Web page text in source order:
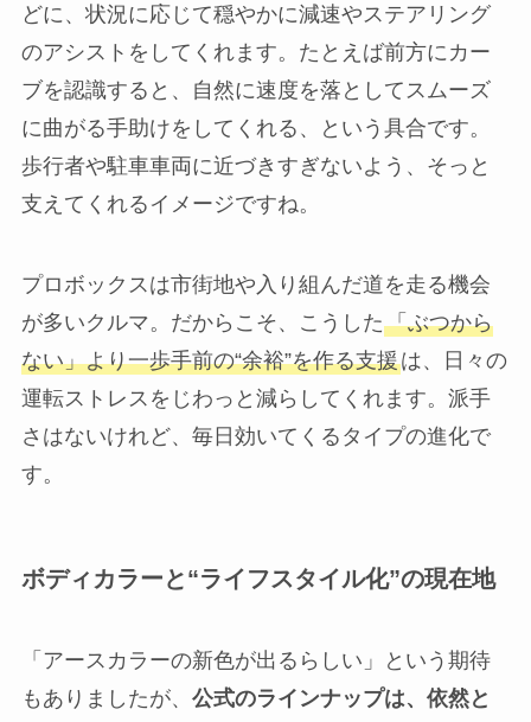
どに、状況に応じて穏やかに減速やステアリング
のアシストをしてくれます。たとえば前方にカー
ブを認識すると、自然に速度を落としてスムーズ
に曲がる手助けをしてくれる、という具合です。
歩行者や駐車車両に近づきすぎないよう、そっと
支えてくれるイメージですね。
プロボックスは市街地や入り組んだ道を走る機会
が多いクルマ。だからこそ、こうした「ぶつから
ない」より一歩手前の“余裕”を作る支援は、日々の
運転ストレスをじわっと減らしてくれます。派手
さはないけれど、毎日効いてくるタイプの進化で
す。
ボディカラーと“ライフスタイル化”の現在地
「アースカラーの新色が出るらしい」という期待
もありましたが、 公式のラインナップは、依然と